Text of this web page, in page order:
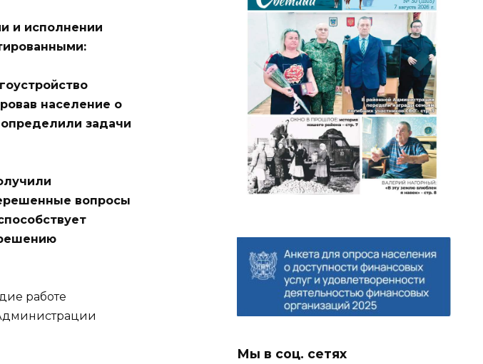
и исполнении
население о
задачи
вопросы
работе
Мы в соц. сетях